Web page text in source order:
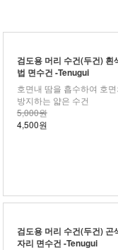
검도용 머리 수건(두건) 흰
법 면수건 -Tenugui
호면내 땀을 흡수하여 호
방지하는 얇은 수건
5,000원
4,500원
검도용 머리 수건(두건) 곤
자리 면수건 -Tenugui